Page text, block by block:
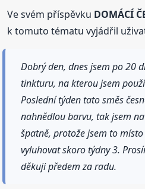
Ve svém příspěvku DOMÁCÍ
k tomuto tématu vyjádřil
Dobrý den, dnes jsem po 20
tinkturu, na kterou jsem
Poslední týden tato směs
nahnědlou barvu, tak jsem
špatně, protože jsem to
vyluhovat skoro týdny 3.
děkuji předem za radu.